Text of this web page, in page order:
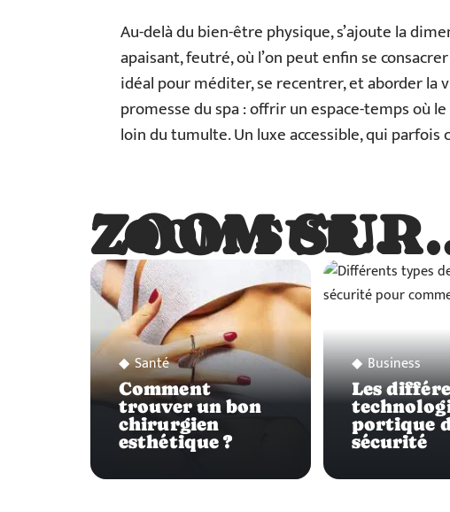
Au-delà du bien-être physique, s’ajoute la
apaisant, feutré, où l’on peut enfin se
idéal pour méditer, se recentrer, et aborder la
promesse du spa : offrir un espace-temps où
loin du tumulte. Un luxe accessible, qui parfois
ZOOM
ZOOM SUR…
Santé
Comment
trouver un bon
chirurgien
esthétique ?
Business
Les
portique
sécurité